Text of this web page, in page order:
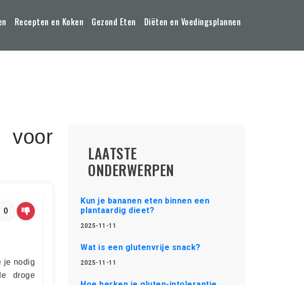
Recepten en Koken Gezond Eten Diëten en Voedingsplannen
0
je nodig
droge
LAATSTE
ONDERWERPEN
Kun je bananen eten binnen een
plantaardig dieet?
2025-11-11
Wat is een glutenvrije snack?
2025-11-11